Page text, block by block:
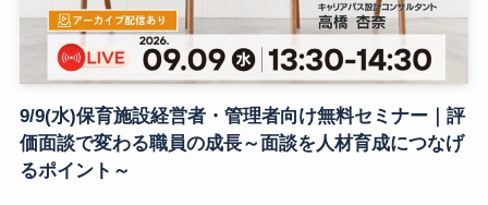
9/9(水)保育施設経営者・管理者向け無料セミナー｜評
価面談で変わる職員の成長～面談を人材育成につなげ
るポイント～